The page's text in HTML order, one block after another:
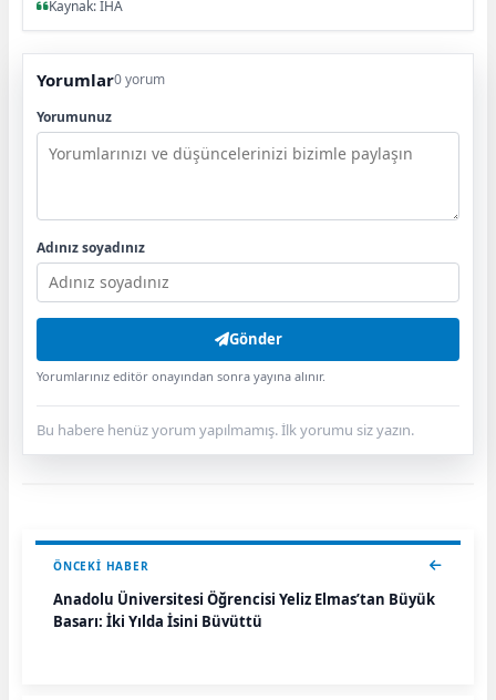
Kaynak: İHA
Yorumlar0 yorum
Yorumunuz
Adınız soyadınız
Gönder
Yorumlarınız editör onayından sonra yayına alınır.
Bu habere henüz yorum yapılmamış. İlk yorumu siz yazın.
ÖNCEKI HABER
Anadolu Üniversitesi Öğrencisi Yeliz Elmas’tan Büyük
Başarı: İki Yılda İşini Büyüttü